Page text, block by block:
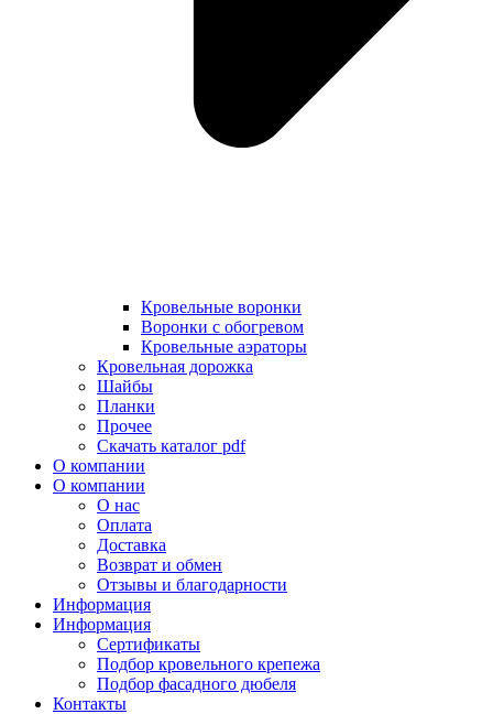
Кровельные воронки
Воронки с обогревом
Кровельные аэраторы
Кровельная дорожка
Шайбы
Планки
Прочее
Скачать каталог pdf
О компании
О компании
О нас
Оплата
Доставка
Возврат и обмен
Отзывы и благодарности
Информация
Информация
Сертификаты
Подбор кровельного крепежа
Подбор фасадного дюбеля
Контакты